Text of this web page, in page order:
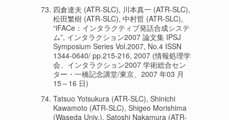
四倉達夫 (ATR-SLC), 川本真一 (ATR-SLC),
松田繁樹 (ATR-SLC), 中村哲 (ATR-SLC),
“iFACe：インタラクティブ発話合成システ
ム”, インタラクション2007 論文集 IPSJ
Symposium Series Vol.2007, No.4 ISSN
1344-0640/ pp.215-216, 2007 (情報処理学
会、インタラクション2007 学術総合セン
ター・一橋記念講堂/東京、2007 年03 月
15～16 日)
Tatsuo Yotsukura (ATR-SLC), Shinichi
Kawamoto (ATR-SLC), Shigeo Morishima
(Waseda Univ.), Satoshi Nakamura (ATR-